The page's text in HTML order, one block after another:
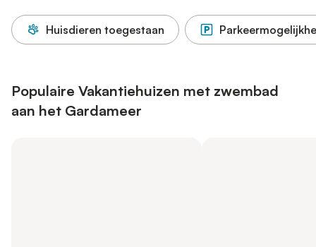
Huisdieren toegestaan
Populaire Vakantiehuizen met zwembad
aan het Gardameer